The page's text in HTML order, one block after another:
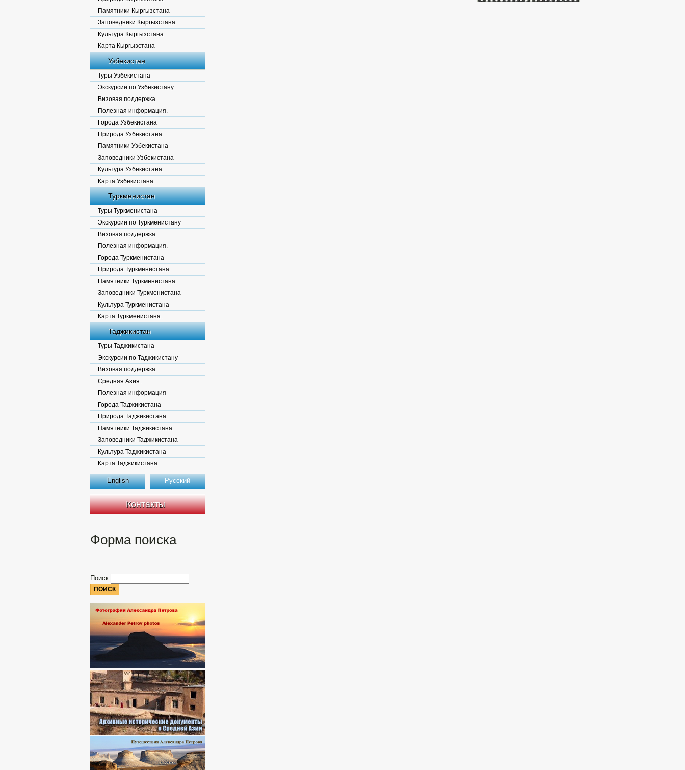
Памятники Кыргызстана
Заповедники Кыргызстана
Культура Кыргызстана
Карта Кыргызстана
Узбекистан
Туры Узбекистана
Экскурсии по Узбекистану
Визовая поддержка
Полезная информация.
Города Узбекистана
Природа Узбекистана
Памятники Узбекистана
Заповедники Узбекистана
Культура Узбекистана
Карта Узбекистана
Туркменистан
Туры Туркменистана
Экскурсии по Туркменистану
Визовая поддержка
Полезная информация.
Города Туркменистана
Природа Туркменистана
Памятники Туркменистана
Заповедники Туркменистана
Культура Туркменистана
Карта Туркменистана.
Таджикистан
Туры Таджикистана
Экскурсии по Таджикистану
Визовая поддержка
Средняя Азия.
Полезная информация
Города Таджикистана
Природа Таджикистана
Памятники Таджикистана
Заповедники Таджикистана
Культура Таджикистана
Карта Таджикистана
English Русский
Контакты
Форма поиска
Поиск